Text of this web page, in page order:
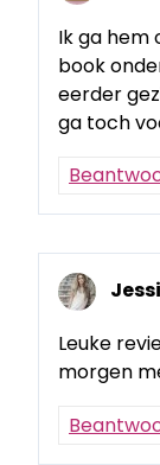
Ik ga hem
book
eerder
ga toch
Leuke
morgen